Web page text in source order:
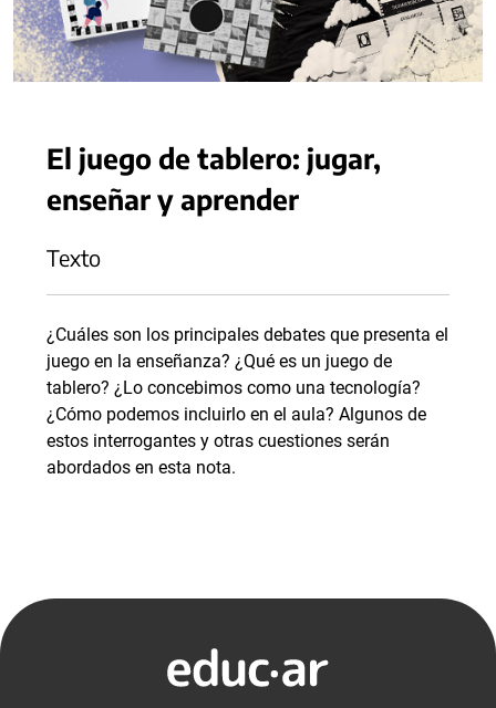
El juego de tablero: jugar,
enseñar y aprender
Texto
¿Cuáles son los principales debates que presenta el
juego en la enseñanza? ¿Qué es un juego de
tablero? ¿Lo concebimos como una tecnología?
¿Cómo podemos incluirlo en el aula? Algunos de
estos interrogantes y otras cuestiones serán
abordados en esta nota.